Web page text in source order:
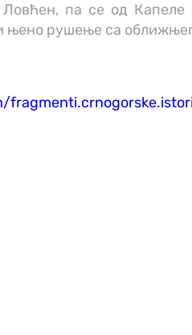
па се од Капеле
њено рушење са